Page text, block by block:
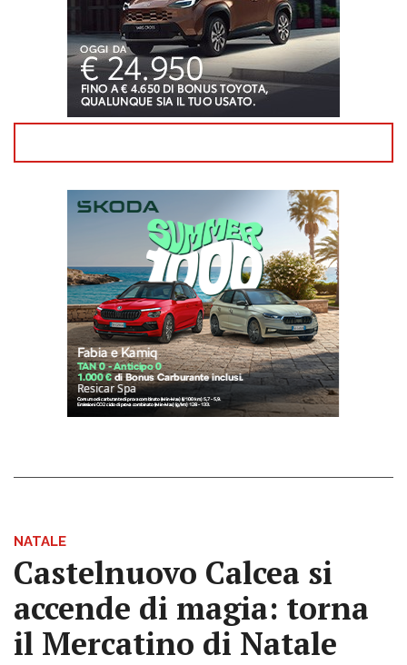
NATALE
Castelnuovo Calcea si
accende di magia: torna
il Mercatino di Natale